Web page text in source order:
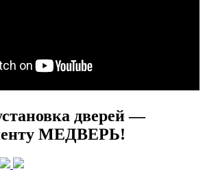
дверей —
МЕДВЕРЬ!